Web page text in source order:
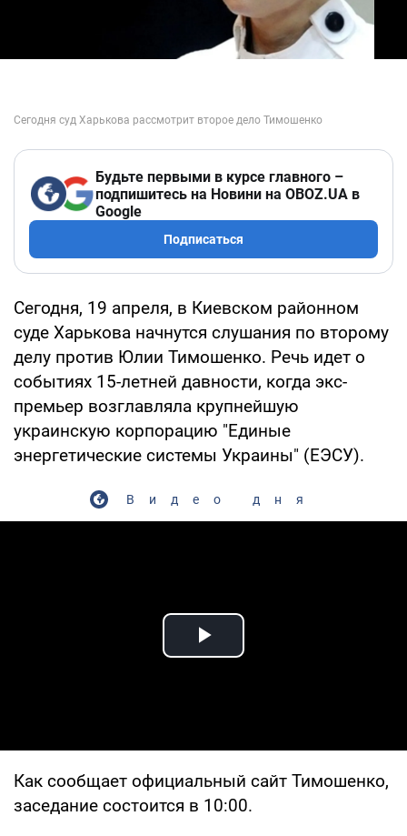
Будьте первыми в курсе главного –
подпишитесь на Новини на OBOZ.UA в
Google
Подписаться
Сегодня, 19 апреля, в Киевском районном
суде Харькова начнутся слушания по второму
делу против Юлии Тимошенко. Речь идет о
событиях 15-летней давности, когда экс-
премьер возглавляла крупнейшую
украинскую корпорацию "Единые
энергетические системы Украины" (ЕЭСУ).
Видео дня
Play Video
Как сообщает официальный сайт Тимошенко,
заседание состоится в 10:00.